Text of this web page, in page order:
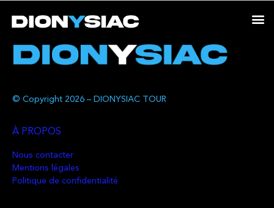
© Copyright 2026 – DIONYSIAC TOUR
À PROPOS
Nous contacter
Mentions légales
Politique de confidentialité